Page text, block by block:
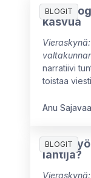
BLOGIT
kasvua
narratiivi
toistaa
signaalit
oppisimme
Anu
BLOGIT
Onko
lähtijä?